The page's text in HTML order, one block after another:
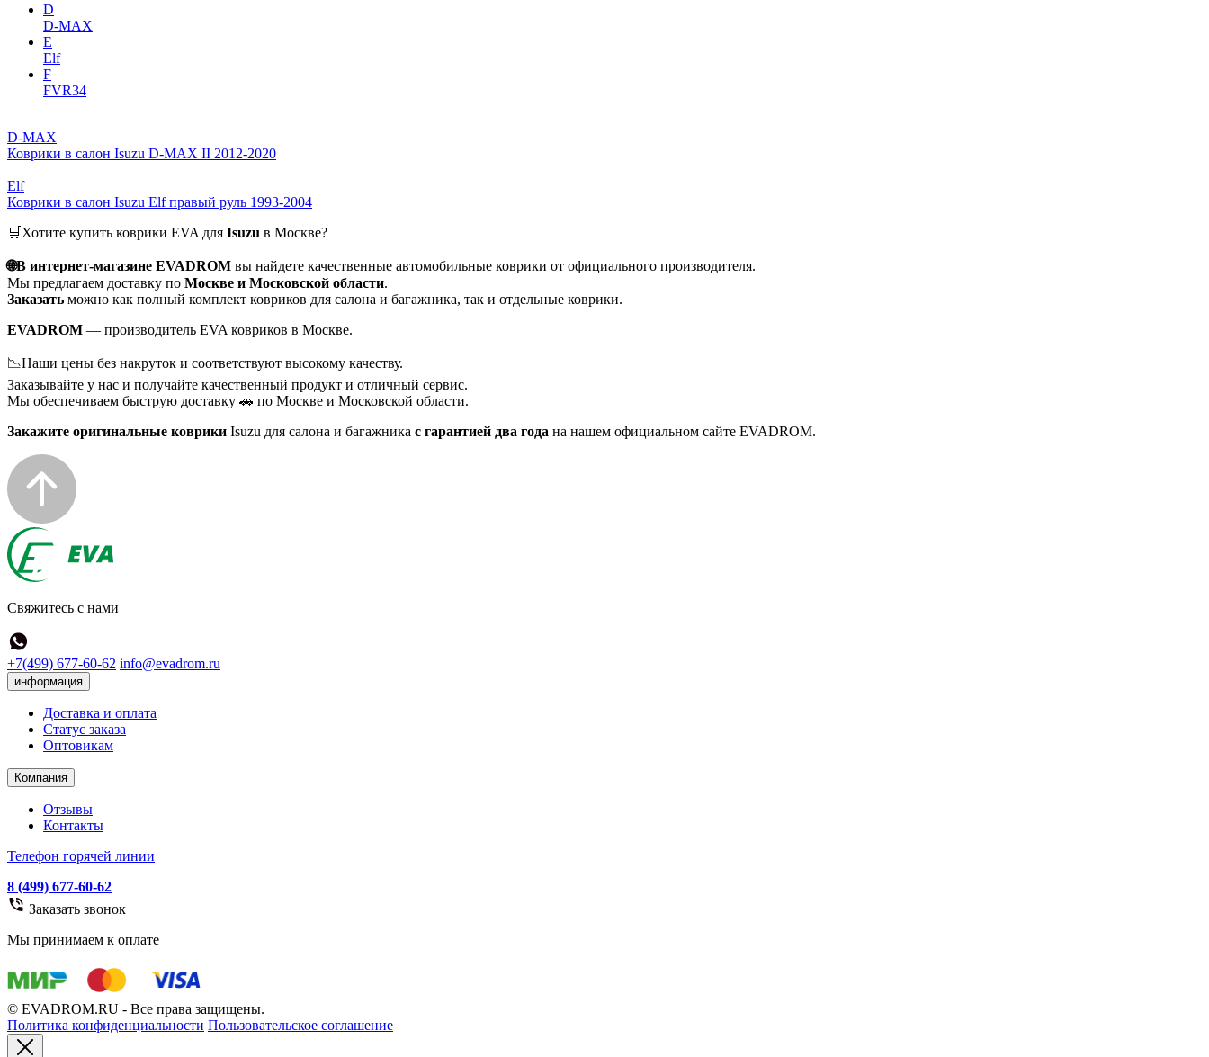
D
D-MAX
E
Elf
F
FVR34
D-MAX
Коврики в салон Isuzu D-MAX II 2012-2020
Elf
Коврики в салон Isuzu Elf правый руль 1993-2004
🛒Хотите купить коврики EVA для Isuzu в Москве?
🌐В интернет-магазине EVADROM вы найдете качественные автомобильные коврики от официального производителя.
Мы предлагаем доставку по Москве и Московской области.
Заказать можно как полный комплект ковриков для салона и багажника, так и отдельные коврики.
EVADROM — производитель EVA ковриков в Москве.
📉Наши цены без накруток и соответствуют высокому качеству.
Заказывайте у нас и получайте качественный продукт и отличный сервис.
Мы обеспечиваем быструю доставку 🚗 по Москве и Московской области.
Закажите оригинальные коврики Isuzu для салона и багажника с гарантией два года на нашем официальном сайте EVADROM.
Свяжитесь с нами
+7(499) 677-60-62 info@evadrom.ru
информация
Доставка и оплата
Статус заказа
Оптовикам
Компания
Отзывы
Контакты
Телефон горячей линии
8 (499) 677-60-62
Заказать звонок
Мы принимаем к оплате
© EVADROM.RU - Все права защищены.
Политика конфиденциальности Пользовательское соглашение